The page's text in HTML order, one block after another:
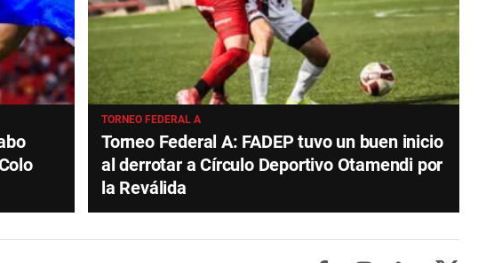
TORNEO FEDERAL A
Torneo Federal A: FADEP tuvo un buen inicio
al derrotar a Círculo Deportivo Otamendi por
la Reválida